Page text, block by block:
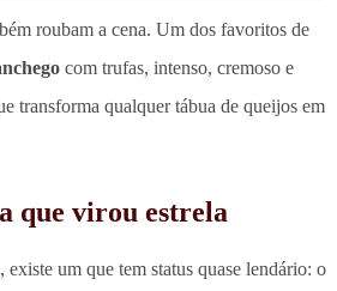
roubam a cena. Um dos favoritos de
com trufas, intenso, cremoso e
transforma qualquer tábua de queijos em
que virou estrela
existe um que tem status quase lendário: o